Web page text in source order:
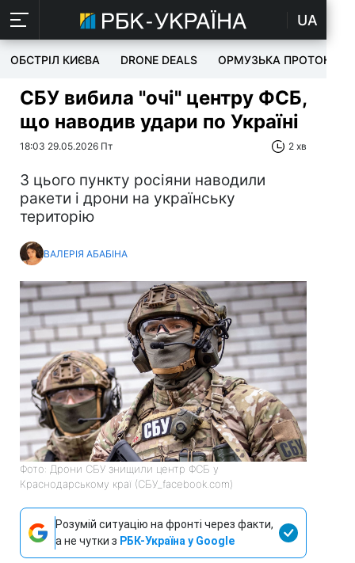
UA
ОБСТРІЛ КИЄВА DRONE DEALS ОРМУЗЬКА ПРОТОКА
СБУ вибила "очі" центру ФСБ,
що наводив удари по Україні
18:03 29.05.2026 Пт 2 хв
З цього пункту росіяни наводили
ракети і дрони на українську
територію
ВАЛЕРІЯ АБАБІНА
Фото: Дрони СБУ знищили центр ФСБ у
Краснодарському краї (СБУ_facebook.com)
Розумій ситуацію на фронті через факти,
а не чутки з РБК-Україна у Google